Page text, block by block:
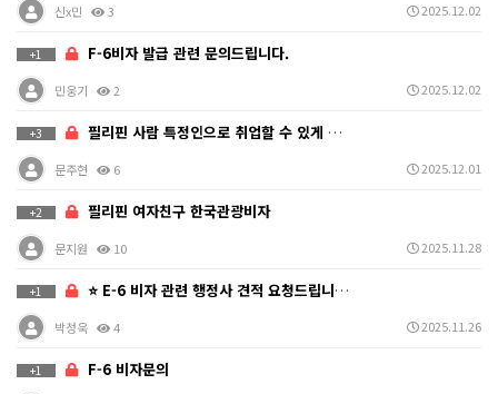
신x민 3 2025.12.02
+1 F-6비자 발급 관련 문의드립니다.
민웅기 2 2025.12.02
+3 필리핀 사람 특정인으로 취업할 수 있게 오는 방법이 있…
문주현 6 2025.12.01
+2 필리핀 여자친구 한국관광비자
문지원 10 2025.11.28
+1 ⭐ E-6 비자 관련 행정사 견적 요청드립니다.
박정욱 4 2025.11.26
+1 F-6 비자문의